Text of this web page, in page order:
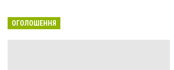
ОГОЛОШЕННЯ